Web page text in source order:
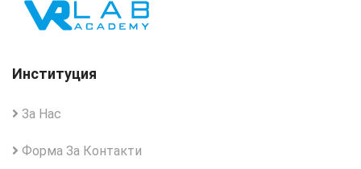
Институция
За Нас
Форма За Контакти